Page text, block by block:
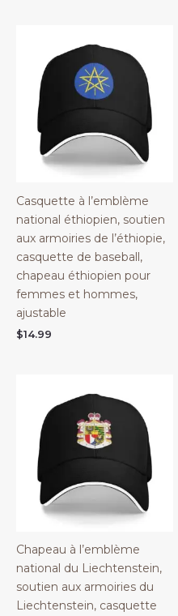
Casquette à l’emblème
national éthiopien, soutien
aux armoiries de l’éthiopie,
casquette de baseball,
chapeau éthiopien pour
femmes et hommes,
ajustable
$14.99
Chapeau à l’emblème
national du Liechtenstein,
soutien aux armoiries du
Liechtenstein, casquette